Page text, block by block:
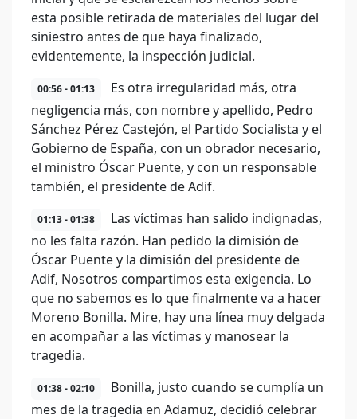
esta posible retirada de materiales del lugar del
siniestro antes de que haya finalizado,
evidentemente, la inspección judicial.
00:56 - 01:13
Es otra irregularidad más, otra
negligencia más, con nombre y apellido, Pedro
Sánchez Pérez Castejón, el Partido Socialista y el
Gobierno de España, con un obrador necesario,
el ministro Óscar Puente, y con un responsable
también, el presidente de Adif.
01:13 - 01:38
Las víctimas han salido indignadas,
no les falta razón. Han pedido la dimisión de
Óscar Puente y la dimisión del presidente de
Adif, Nosotros compartimos esta exigencia. Lo
que no sabemos es lo que finalmente va a hacer
Moreno Bonilla. Mire, hay una línea muy delgada
en acompañar a las víctimas y manosear la
tragedia.
01:38 - 02:10
Bonilla, justo cuando se cumplía un
mes de la tragedia en Adamuz, decidió celebrar